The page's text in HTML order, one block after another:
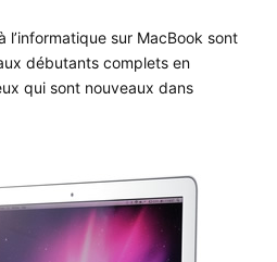
l’informatique sur MacBook sont
débutants complets en
qui sont nouveaux dans